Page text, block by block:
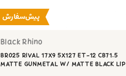
پیش‌سفارش
Black Rhino
BR025 RIVAL 17X9 5X127 ET-12 CB71.5
MATTE GUNMETAL W/ MATTE BLACK LIP